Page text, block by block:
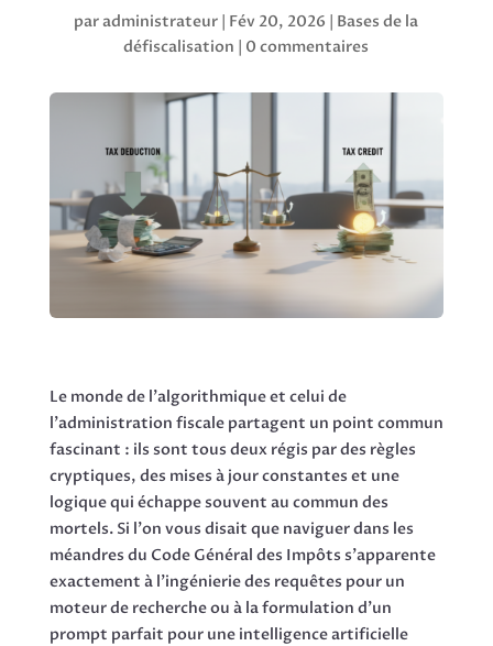
paradministrateur | Fév 20, 2026 | Bases de la
défiscalisation | 0 commentaires
Le monde de l'algorithmique et celui de
l'administration fiscale partagent un point commun
fascinant : ils sont tous deux régis par des règles
cryptiques, des mises à jour constantes et une
logique qui échappe souvent au commun des
mortels. Si l'on vous disait que naviguer dans les
méandres du Code Général des Impôts s'apparente
exactement à l'ingénierie des requêtes pour un
moteur de recherche ou à la formulation d'un
prompt parfait pour une intelligence artificielle